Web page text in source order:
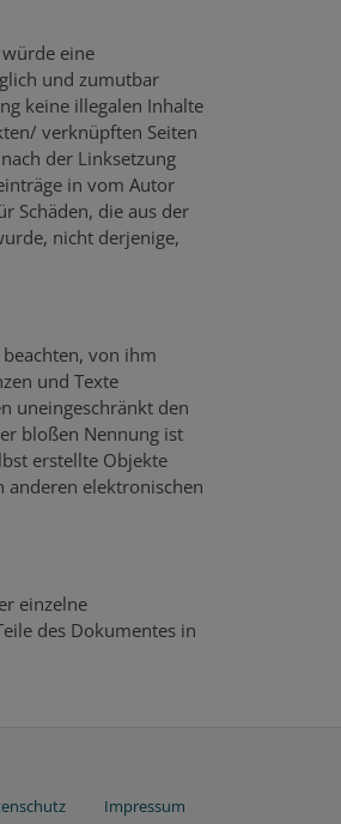
eine
und zumutbar
keine illegalen Inhalte
verknüpften Seiten
der Linksetzung
in vom Autor
Schäden, die aus der
nicht derjenige,
von ihm
und Texte
uneingeschränkt den
bloßen Nennung ist
erstellte Objekte
anderen elektronischen
einzelne
des Dokumentes in
Impressum